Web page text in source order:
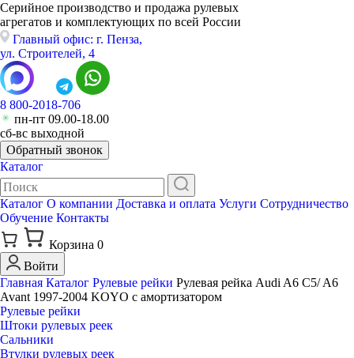
Серийное производство и продажа рулевых
агрегатов и комплектующих по всей России
Главный офис: г. Пенза,
ул. Строителей, 4
8 800-2018-706
пн-пт 09.00-18.00
сб-вс выходной
Обратный звонок
Каталог
Каталог О компании Доставка и оплата Услуги Сотрудничество
Обучение Контакты
Корзина 0
Войти
Главная Каталог Рулевые рейки Рулевая рейка Audi A6 C5/ A6
Avant 1997-2004 KOYO с амортизатором
Рулевые рейки
Штоки рулевых реек
Сальники
Втулки рулевых реек